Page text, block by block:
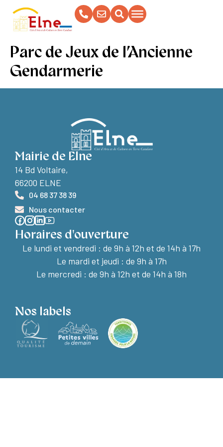
principal
Parc de Jeux de l’Ancienne
Gendarmerie
Mairie de Elne
14 Bd Voltaire,
66200 ELNE
04 68 37 38 39
Nous contacter
Horaires d'ouverture
Le lundi et vendredi : de 9h à 12h et de 14h à 17h
Le mardi et jeudi : de 9h à 17h
Le mercredi : de 9h à 12h et de 14h à 18h
Nos labels